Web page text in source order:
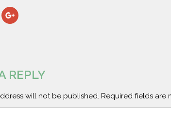
REPLY
will not be published. Required fields are